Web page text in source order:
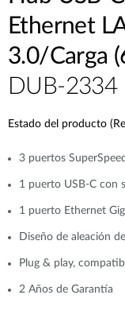
Ethernet
3.0/Carga
DUB-2334
Estado del producto
3 puertos
1 puerto USB-C con
1 puerto Ethernet
Diseño de aleación
Plug & play,
2 Años de Garantía